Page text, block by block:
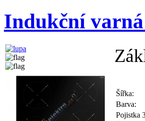
Indukční varná
Šířka:
Barva:
Pojistka